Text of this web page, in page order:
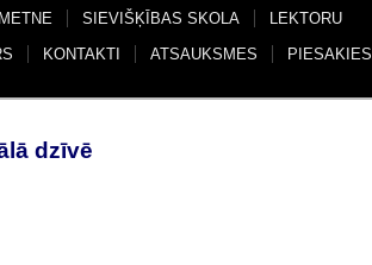
SIEVIŠĶĪBAS SKOLA
LEKTORU
KONTAKTI ATSAUKSMES
PIESAKIES
dzīvē